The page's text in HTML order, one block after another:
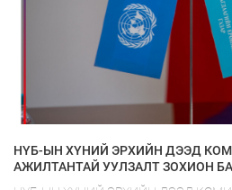
НҮБ-ЫН ХҮНИЙ ЭРХИЙН ДЭЭД
АЖИЛТАНТАЙ УУЛЗАЛТ ЗОХИОН